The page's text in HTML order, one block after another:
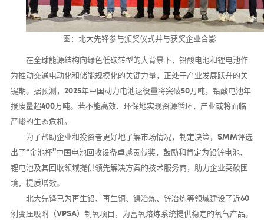
图：北大先锋参与颁奖仪式并与获奖企业合影
在全球能源结构向绿色低碳转型的大背景下，铅酸电池和锂电池作
为推动交通电动化和储能规模化的关键力量，正处于产业发展跃升的关
键期。据预测，2025年中国动力电池退役量将突破50万吨，铅酸电池年
报废量超400万吨。若不能高效、环保地实现资源循环，产业或将面临
严峻的生态危机。
为了帮助企业和投资者更好地了解市场情况，制定决策，SMM评选
出了“金池杯”中国电池回收设备卓越贡献奖，鼓励和肯定为铅锌电池、
锂电池及其回收领域提供领先解决方案的技术服务商，助力企业突破困
境，提质增效。
北大先锋已为再生铅、再生铜、镍冶炼、锌冶炼等领域建设了近60
例变压吸附（VPSA）制氧项目，为富氧熔炼系统提供稳定的氧气产品。